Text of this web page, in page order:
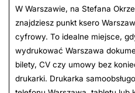
W Warszawie, na Stefana
znajdziesz punkt ksero
cyfrowy. To idealne miejsce,
wydrukować Warszawa
bilety, CV czy umowy bez
drukarki. Drukarka